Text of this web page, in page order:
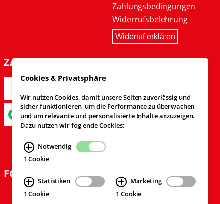
Zahlungsbedingungen
Widerrufsbelehrung
Widerruf erklären
ZAHLARTEN
FOLGEN SIE UNS
Cookies & Privatsphäre
Wir nutzen Cookies, damit unsere Seiten zuverlässig und
sicher funktionieren, um die Performance zu überwachen
und um relevante und personalisierte Inhalte anzuzeigen.
Dazu nutzen wir foglende Cookies:
Notwendig
1 Cookie
Statistiken
1 Cookie
Marketing
1 Cookie